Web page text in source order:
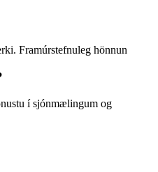
Framúrstefnuleg hönnun
í sjónmælingum og